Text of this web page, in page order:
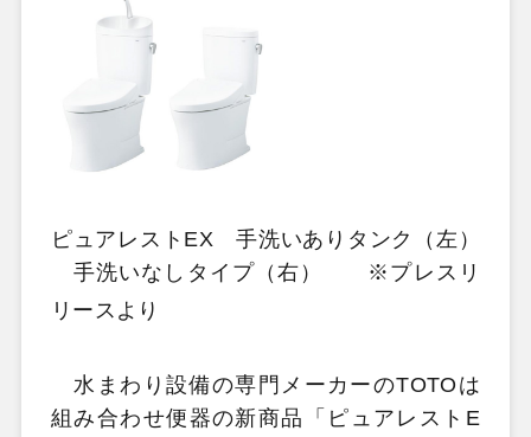
ピュアレストEX 手洗いありタンク（左）
手洗いなしタイプ（右） ※プレスリ
リースより
水まわり設備の専門メーカーのTOTOは
組み合わせ便器の新商品「ピュアレストE